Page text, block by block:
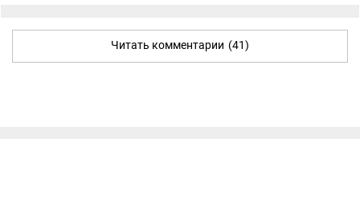
Читать комментарии (41)